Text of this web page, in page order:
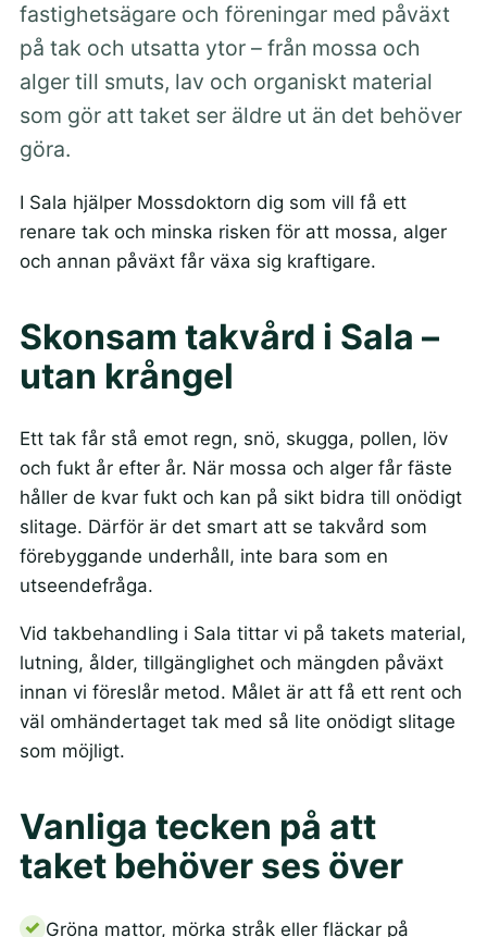
fastighetsägare och föreningar med påväxt
på tak och utsatta ytor – från mossa och
alger till smuts, lav och organiskt material
som gör att taket ser äldre ut än det behöver
göra.
I Sala hjälper Mossdoktorn dig som vill få ett
renare tak och minska risken för att mossa, alger
och annan påväxt får växa sig kraftigare.
Skonsam takvård i Sala –
utan krångel
Ett tak får stå emot regn, snö, skugga, pollen, löv
och fukt år efter år. När mossa och alger får fäste
håller de kvar fukt och kan på sikt bidra till onödigt
slitage. Därför är det smart att se takvård som
förebyggande underhåll, inte bara som en
utseendefråga.
Vid takbehandling i Sala tittar vi på takets material,
lutning, ålder, tillgänglighet och mängden påväxt
innan vi föreslår metod. Målet är att få ett rent och
väl omhändertaget tak med så lite onödigt slitage
som möjligt.
Vanliga tecken på att
taket behöver ses över
Gröna mattor, mörka stråk eller fläckar på